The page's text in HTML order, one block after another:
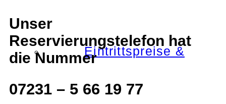
Eintrittspreise &
Unser
Reservierungstelefon hat
die Nummer
07231 – 5 66 19 77